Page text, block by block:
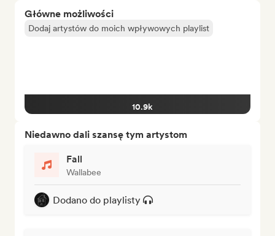
Główne możliwości
Dodaj artystów do moich wpływowych playlist
10.9k
Niedawno dali szansę tym artystom
Fall
Wallabee
Dodano do playlisty